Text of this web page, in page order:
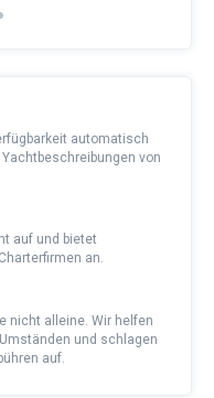
automatisch
von
auf und bietet
an.
nicht alleine. Wir helfen
und schlagen
auf.